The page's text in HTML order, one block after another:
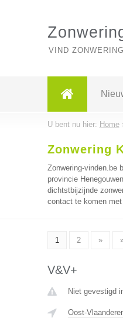
VIND
U bent nu hier: Home
Zonwering
Zonwering-vinden.be
provincie
dichtstbijzijnde
contact te komen met
1 2 »
V&V+
Niet gevestigd
Oost-